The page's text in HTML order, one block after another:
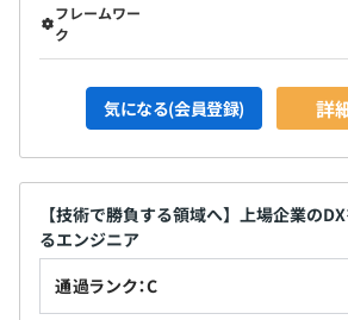
フレームワー
ク
気になる(会員登録) 詳
【技術で勝負する領域へ】上場企業の
るエンジニア
通過ランク：C